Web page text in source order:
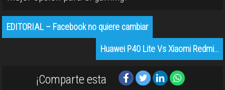
EDITORIAL – Facebook no quiere cambiar
Huawei P40 Lite Vs Xiaomi Redmi…
¡Comparte esta